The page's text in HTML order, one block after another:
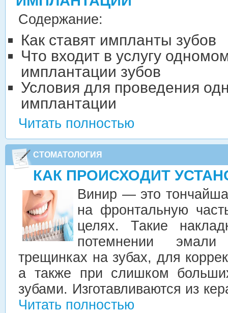
Содержание:
Как ставят импланты зубов
Что входит в услугу
имплантации зубов
Условия для проведения
имплантации
Читать полностью
СТОМАТОЛОГИЯ
КАК ПРОИСХОДИТ
Винир — это
на фронтальную
целях. Такие
потемнении
трещинках на зубах, для
а также при слишком
зубами. Изготавливаются из
Читать полностью